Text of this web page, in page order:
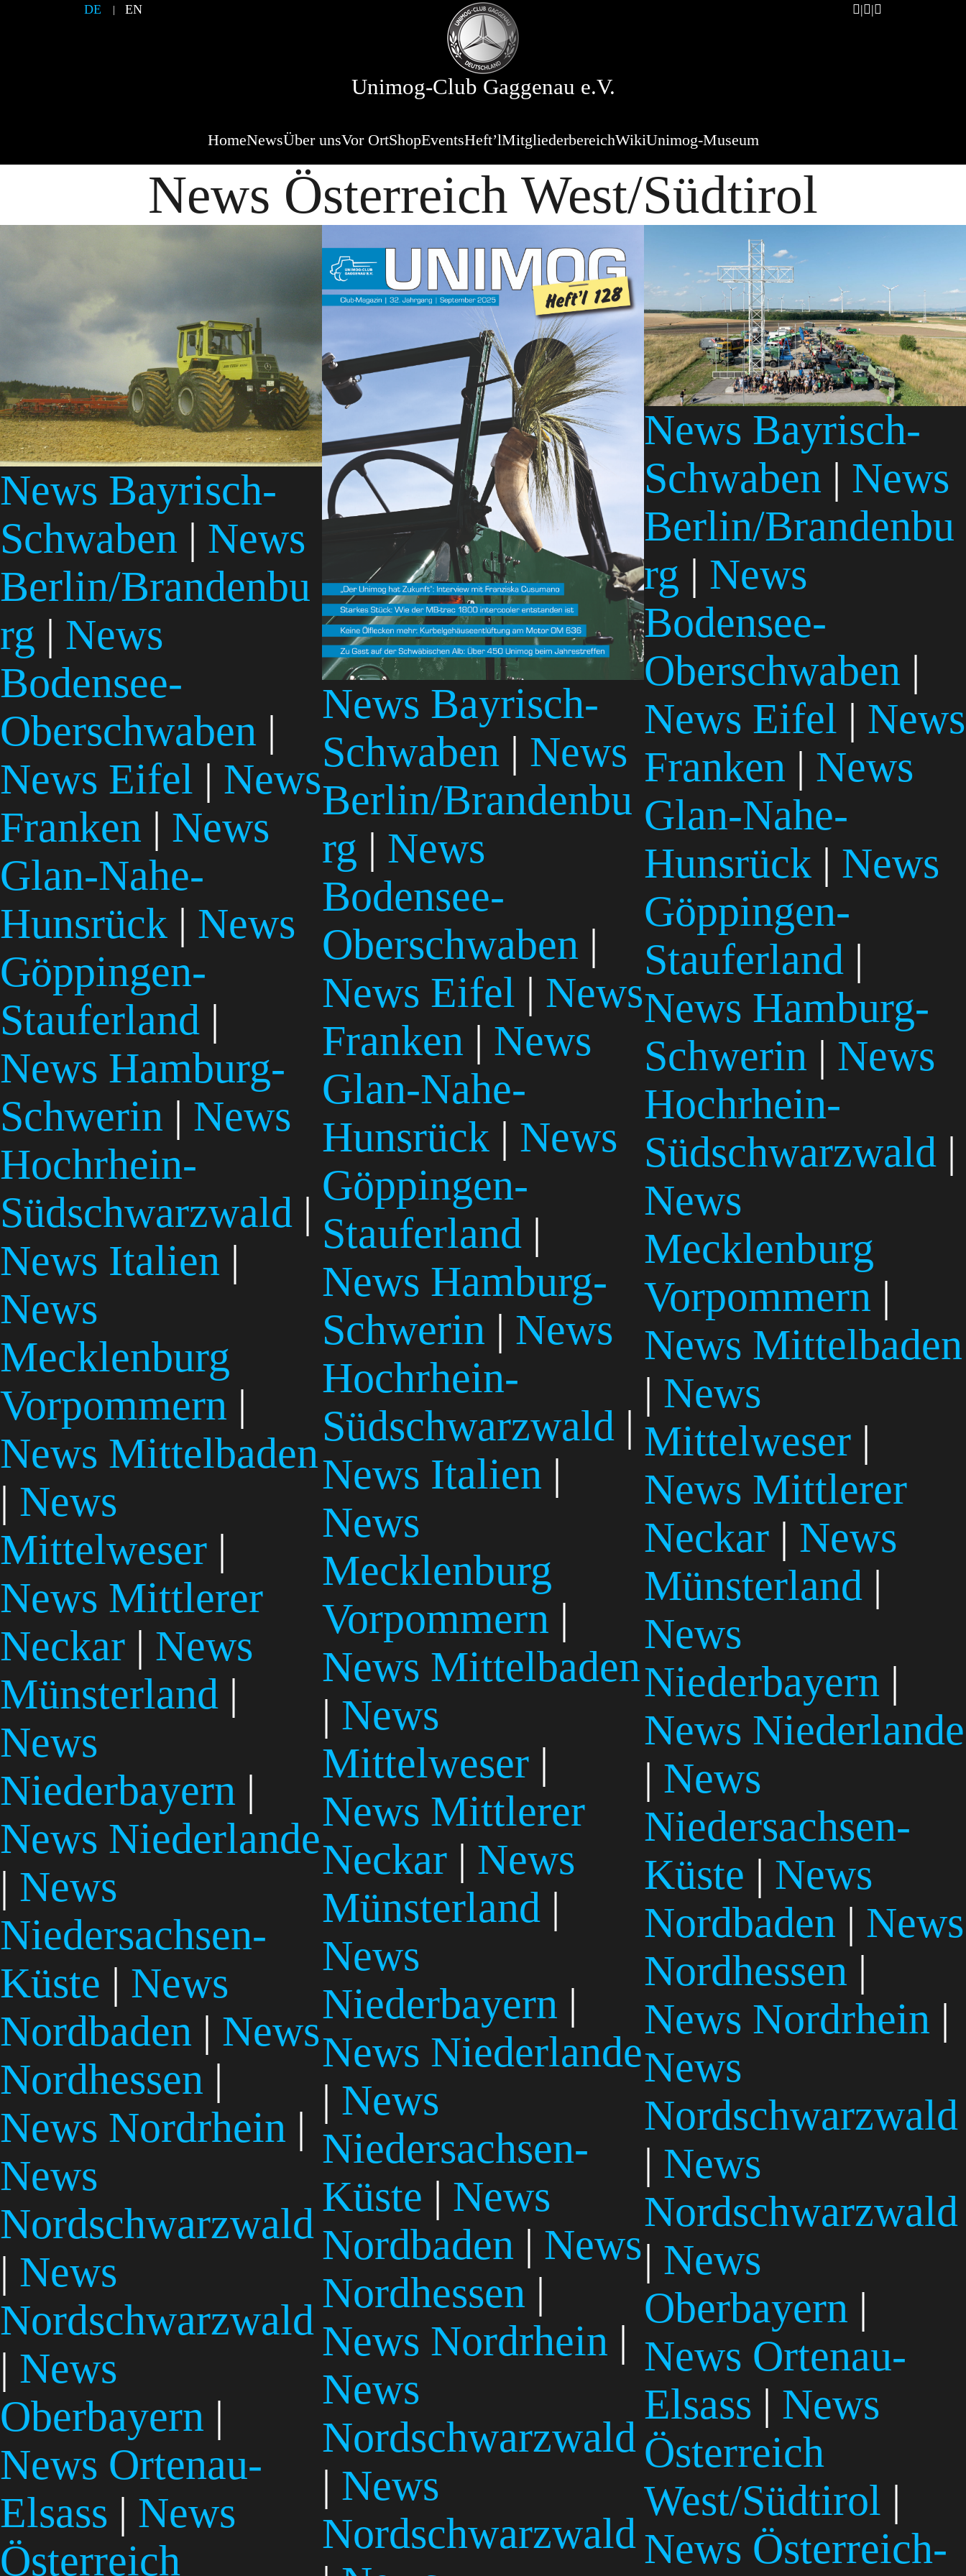
DE EN
Unimog-Club Gaggenau e.V.
HomeNewsÜber unsVor OrtShopEventsHeft’lMitgliederbereichWikiUnimog-Museum
News Österreich West/Südtirol
News Bayrisch-
Schwaben | News
Berlin/Brandenbu
rg | News
Bodensee-
Oberschwaben |
News Eifel | News
Franken | News
Glan-Nahe-
Hunsrück | News
Göppingen-
Stauferland |
News Hamburg-
Schwerin | News
Hochrhein-
Südschwarzwald |
News Italien |
News
Mecklenburg
Vorpommern |
News Mittelbaden
| News
Mittelweser |
News Mittlerer
Neckar | News
Münsterland |
News
Niederbayern |
News Niederlande
| News
Niedersachsen-
Küste | News
Nordbaden | News
Nordhessen |
News Nordrhein |
News
Nordschwarzwald
| News
Nordschwarzwald
| News
Oberbayern |
News Ortenau-
Elsass | News
Österreich
News Bayrisch-
Schwaben | News
Berlin/Brandenbu
rg | News
Bodensee-
Oberschwaben |
News Eifel | News
Franken | News
Glan-Nahe-
Hunsrück | News
Göppingen-
Stauferland |
News Hamburg-
Schwerin | News
Hochrhein-
Südschwarzwald |
News Italien |
News
Mecklenburg
Vorpommern |
News Mittelbaden
| News
Mittelweser |
News Mittlerer
Neckar | News
Münsterland |
News
Niederbayern |
News Niederlande
| News
Niedersachsen-
Küste | News
Nordbaden | News
Nordhessen |
News Nordrhein |
News
Nordschwarzwald
| News
Nordschwarzwald
News Bayrisch-
Schwaben | News
Berlin/Brandenbu
rg | News
Bodensee-
Oberschwaben |
News Eifel | News
Franken | News
Glan-Nahe-
Hunsrück | News
Göppingen-
Stauferland |
News Hamburg-
Schwerin | News
Hochrhein-
Südschwarzwald |
News
Mecklenburg
Vorpommern |
News Mittelbaden
| News
Mittelweser |
News Mittlerer
Neckar | News
Münsterland |
News
Niederbayern |
News Niederlande
| News
Niedersachsen-
Küste | News
Nordbaden | News
Nordhessen |
News Nordrhein |
News
Nordschwarzwald
| News
Nordschwarzwald
| News
Oberbayern |
News Ortenau-
Elsass | News
Österreich
West/Südtirol |
News Österreich-